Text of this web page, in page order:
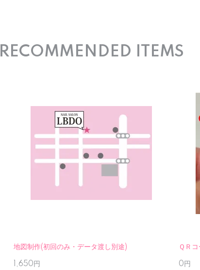
RECOMMENDED ITEMS
地図制作(初回のみ・データ渡し別途)
1,650円
ＱＲ
0円